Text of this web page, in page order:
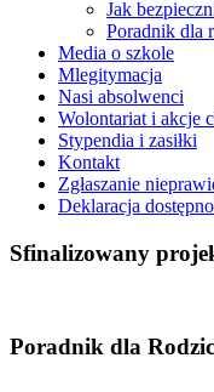
Jak
Poradnik dla
Media o szkole
Mlegitymacja
Nasi absolwenci
Wolontariat i akcje
Stypendia i zasiłki
Kontakt
Zgłaszanie
Deklaracja
Sfinalizowany
Poradnik dla